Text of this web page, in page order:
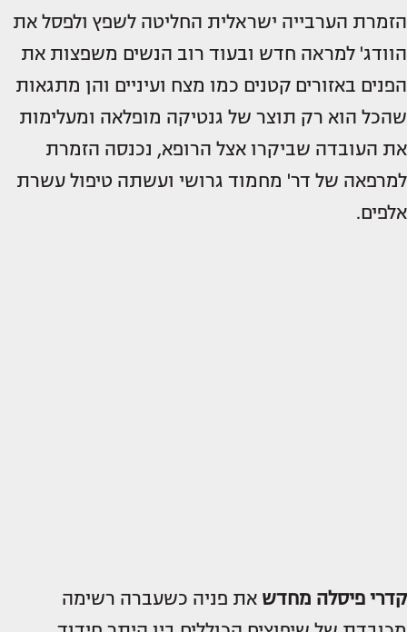
הזמרת הערבייה ישראלית החליטה לשפץ ולפסל את
הוודג' למראה חדש ובעוד רוב הנשים משפצות את
הפנים באזורים קטנים כמו מצח ועיניים והן מתגאות
שהכל הוא רק תוצר של גנטיקה מופלאה ומעלימות
את העובדה שביקרו אצל הרופא, נכנסה הזמרת
למרפאה של דר' מחמוד גרושי ועשתה טיפול עשרת
אלפים.
קדרי פיסלה מחדש את פניה כשעברה רשימה